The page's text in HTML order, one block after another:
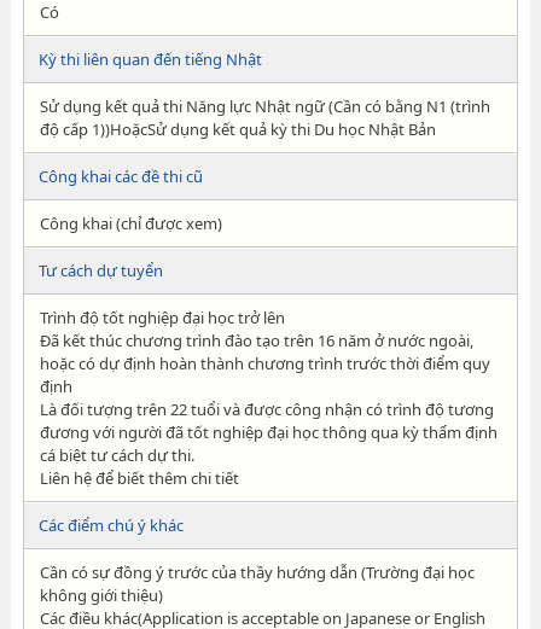
Có
Kỳ thi liên quan đến tiếng Nhật
Sử dụng kết quả thi Năng lực Nhật ngữ (Cần có bằng N1 (trình
độ cấp 1))HoặcSử dụng kết quả kỳ thi Du học Nhật Bản
Công khai các đề thi cũ
Công khai (chỉ được xem)
Tư cách dự tuyển
Trình độ tốt nghiệp đại học trở lên
Đã kết thúc chương trình đào tạo trên 16 năm ở nước ngoài,
hoặc có dự định hoàn thành chương trình trước thời điểm quy
định
Là đối tượng trên 22 tuổi và được công nhận có trình độ tương
đương với người đã tốt nghiệp đại học thông qua kỳ thẩm định
cá biệt tư cách dự thi.
Liên hệ để biết thêm chi tiết
Các điểm chú ý khác
Cần có sự đồng ý trước của thầy hướng dẫn (Trường đại học
không giới thiệu)
Các điều khác(Application is acceptable on Japanese or English